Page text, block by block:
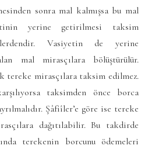
sonra mal kalmışsa bu mal
yerine getirilmesi taksim
Vasiyetin de yerine
mal mirasçılara bölüştürülür.
tereke mirasçılara taksim edilmez.
taksimden önce borca
Şâfiîler’e göre ise tereke
dağıtılabilir. Bu takdirde
terekenin borcunu ödemeleri